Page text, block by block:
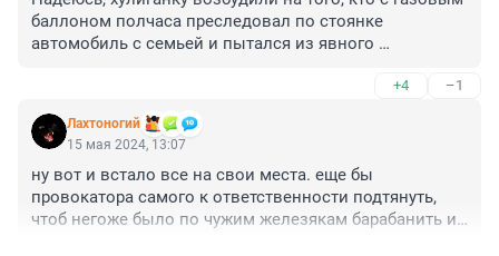
баллоном полчаса преследовал по стоянке
автомобиль с семьей и пытался из явного
жену и ребенка водителя электрокара? Хотя тут может
быть и личная неприязнь - тогда хулиганка
развалится.
+4 –1
Лахтоногий
15 мая 2024, 13:07
ну вот и встало все на свои места. еще бы
провокатора самого к ответственности подтянуть,
чтоб негоже было по чужим железякам барабанить и